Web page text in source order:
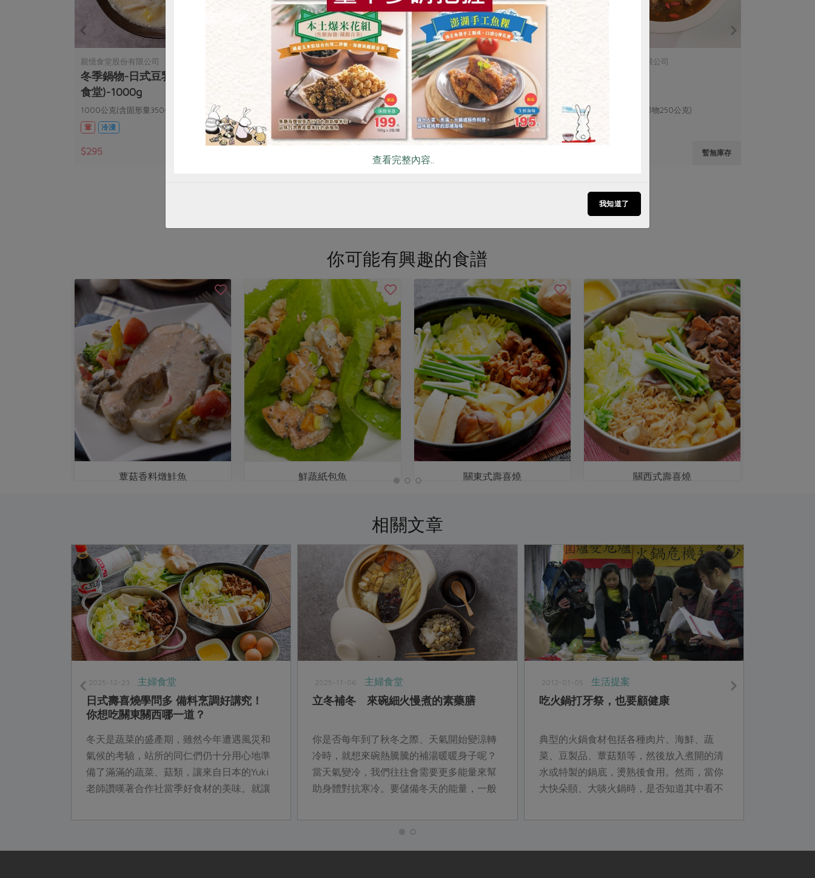
親憶食堂股份有限公司
冬季鍋物-日式豆乳雞鍋底(親憶
食堂)-1000g
1000公克(含固形量350公克)
葷
冷凍
$295
漢典食品股份有限公司
冬季鍋物-胡椒豬肚雞湯鍋底(漢
典)-1200g
1200公克(固形量230公克)
葷
冷凍
鴨迷食品股份有限公司
酸菜鴨
1000公克(含固形物250公克)
葷
冷凍
鴨迷食品股份有限公司
1000公克(含固形物250公克)
暫無庫存
你可能有興趣的食譜
蕈菇香料燉鮭魚 鮮蔬紙包魚 關東式壽喜燒 關西式壽喜燒
相關文章
2025-12-23 主婦食堂
日式壽喜燒學問多 備料烹調好講究！
你想吃關東關西哪一道？
冬天是蔬菜的盛產期，雖然今年遭遇風災和
氣候的考驗，站所的同仁們仍十分用心地準
備了滿滿的蔬菜、菇類，讓來自日本的Yuki
老師讚嘆著合作社當季好食材的美味。就讓
驗，與我們聊聊日式壽喜燒的各項豐富學問
2025-11-06 主婦食堂
立冬補冬 來碗細火慢煮的素藥膳
你是否每年到了秋冬之際、天氣開始變涼轉
冷時，就想來碗熱騰騰的補湯暖暖身子呢？
當天氣變冷，我們往往會需要更多能量來幫
助身體對抗寒冷。要儲備冬天的能量，一般
骨茶兩種簡單的冬令進補藥膳，並設計成料
2012-01-05 生活提案
吃火鍋打牙祭，也要顧健康
典型的火鍋食材包括各種肉片、海鮮、蔬
菜、豆製品、蕈菇類等，然後放入煮開的清
水或特製的鍋底，燙熟後食用。然而，當你
大快朵頤、大啖火鍋時，是否知道其中看不
查看完整內容..
我知道了